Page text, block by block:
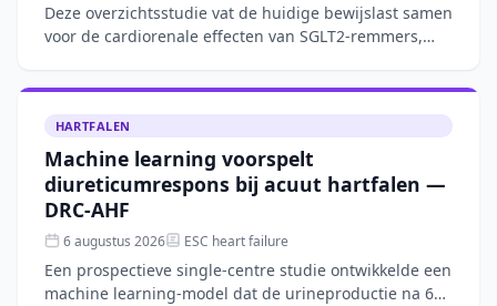
Deze overzichtsstudie vat de huidige bewijslast samen
voor de cardiorenale effecten van SGLT2-remmers,
receptorantagoniste
HARTFALEN
Machine learning voorspelt
diureticumrespons bij acuut hartfalen —
DRC-AHF
6 augustus 2026 ESC heart failure
Een prospectieve single-centre studie ontwikkelde een
machine learning-model dat de urineproductie na 6